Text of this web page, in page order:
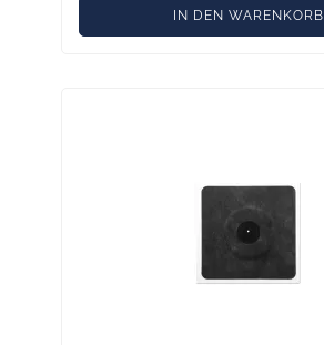
IN DEN WARENKORB